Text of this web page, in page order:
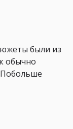
были из
обычно